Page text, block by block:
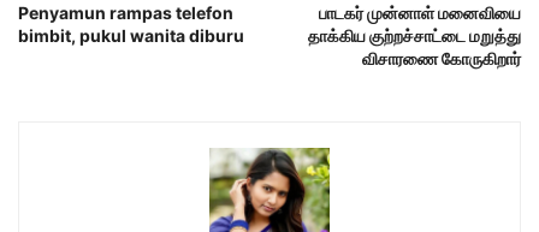
Penyamun rampas telefon
bimbit, pukul wanita diburu
பாடகர் முன்னாள் மனைவியை
தாக்கிய குற்றச்சாட்டை மறுத்து
விசாரணை கோருகிறார்